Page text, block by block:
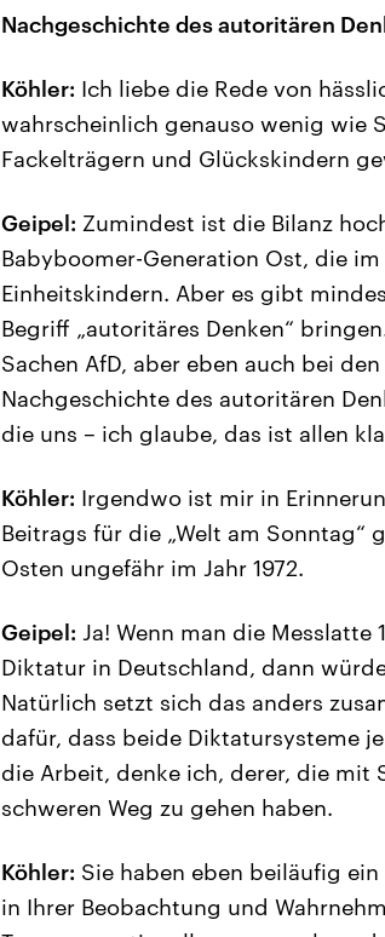
Nachgeschichte des autoritären
Köhler: Ich liebe die Rede von
wahrscheinlich genauso wenig wie
Fackelträgern und Glückskindern
Geipel: Zumindest ist die Bilanz
Babyboomer-Generation Ost, die
Einheitskindern. Aber es gibt
Begriff „autoritäres Denken“
Sachen AfD, aber eben auch bei
Nachgeschichte des autoritären
die uns – ich glaube, das ist allen
Köhler: Irgendwo ist mir in
Beitrags für die „Welt am
Osten ungefähr im Jahr 1972.
Geipel: Ja! Wenn man die
Diktatur in Deutschland, dann
Natürlich setzt sich das anders
dafür, dass beide Diktatursysteme
die Arbeit, denke ich, derer, die mit
schweren Weg zu gehen haben.
Köhler: Sie haben eben beiläufig
in Ihrer Beobachtung und